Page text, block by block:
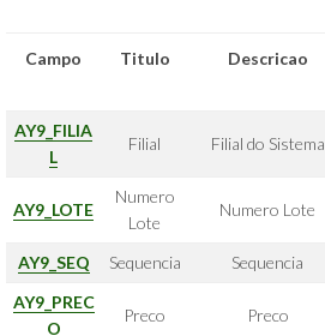
Campo Titulo Descricao
AY9_FILIA
L
Filial Filial do Sistema
AY9_LOTE
Numero
Lote
Numero Lote
AY9_SEQ Sequencia Sequencia
AY9_PREC
O
Preco Preco